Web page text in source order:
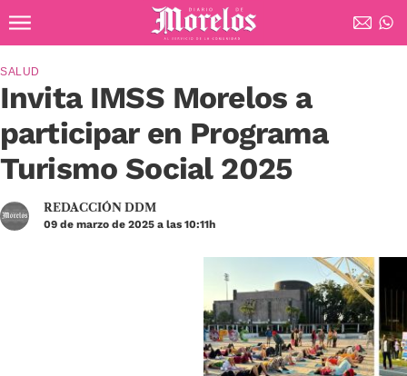
Diario de Morelos
Invita IMSS Morelos a
participar en Programa
Turismo Social 2025
SALUD
REDACCIÓN DDM
09 de marzo de 2025 a las 10:11h